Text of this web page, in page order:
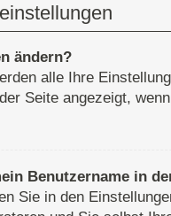
ändern?
alle Ihre
Seite angezeigt,
Benutzername in
Sie in den